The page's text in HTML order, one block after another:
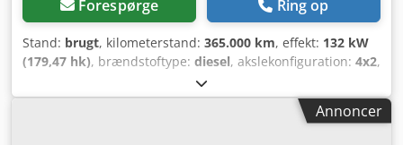
Forespørge Ring op
Stand: brugt, kilometerstand: 365.000 km, effekt: 132 kW
(179,47 hk), brændstoftype: diesel, akslekonfiguration: 4x2,
hvid, geartype:
emissionsklasse:Euro 6, Produktionsår:2016, Udstyr:ABS,
airbag, centrallås, el-betjent spejl, elektrisk rudehejs,Annoncer